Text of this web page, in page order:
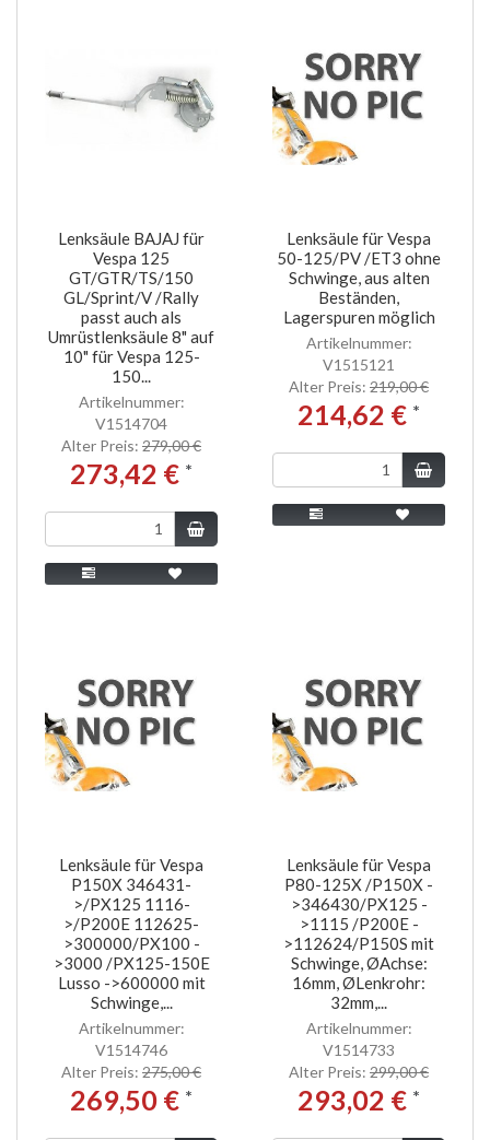
Lenksäule BAJAJ für
Vespa 125
GT/GTR/TS/150
GL/Sprint/V /Rally
passt auch als
Umrüstlenksäule 8" auf
10" für Vespa 125-
150...
Artikelnummer:
V1514704
Alter Preis: 279,00 €
273,42 € *
Lenksäule für Vespa
50-125/PV /ET3 ohne
Schwinge, aus alten
Beständen,
Lagerspuren möglich
Artikelnummer:
V1515121
Alter Preis: 219,00 €
214,62 € *
Lenksäule für Vespa
P150X 346431-
>/PX125 1116-
>/P200E 112625-
>300000/PX100 -
>3000 /PX125-150E
Lusso ->600000 mit
Schwinge,...
Artikelnummer:
V1514746
Alter Preis: 275,00 €
269,50 € *
Lenksäule für Vespa
P80-125X /P150X -
>346430/PX125 -
>1115 /P200E -
>112624/P150S mit
Schwinge, ØAchse:
16mm, ØLenkrohr:
32mm,...
Artikelnummer:
V1514733
Alter Preis: 299,00 €
293,02 € *